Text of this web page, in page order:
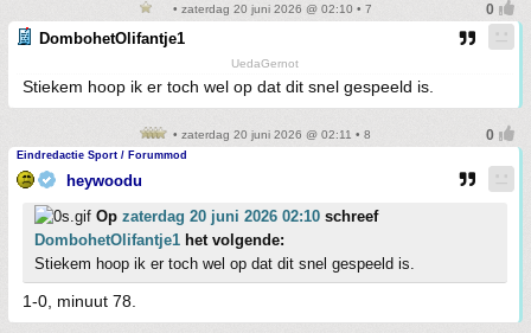
• zaterdag 20 juni 2026 @ 02:10 • 7
DombohetOlifantje1
UedaGernot
Stiekem hoop ik er toch wel op dat dit snel gespeeld is.
• zaterdag 20 juni 2026 @ 02:11 • 8
Eindredactie Sport / Forummod
heywoodu
Op zaterdag 20 juni 2026 02:10 schreef
DombohetOlifantje1 het volgende:
Stiekem hoop ik er toch wel op dat dit snel gespeeld is.
1-0, minuut 78.